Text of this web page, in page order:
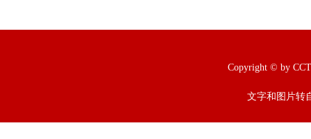
Copyright © by
文字和图片转